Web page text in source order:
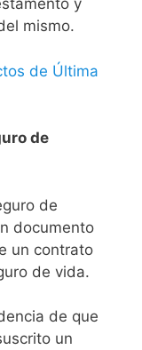
y
mismo.
de Última
de
de
documento
un contrato
de vida.
de que
un